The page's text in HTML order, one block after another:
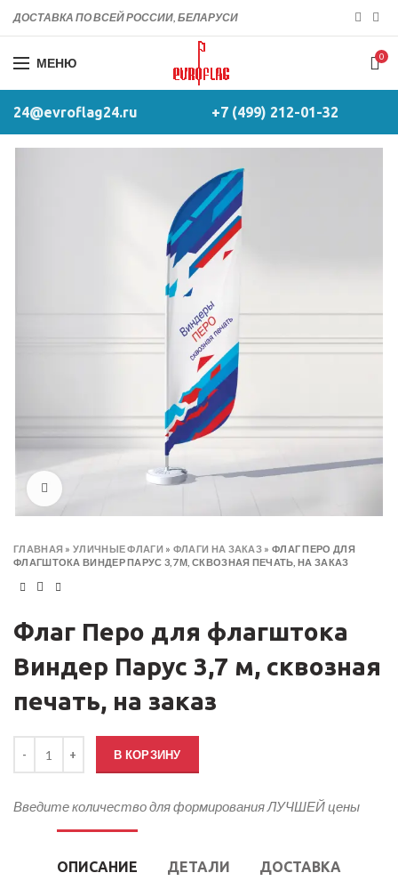
ДОСТАВКА ПО ВСЕЙ РОССИИ, БЕЛАРУСИ
МЕНЮ 0
24@evroflag24.ru +7 (499) 212-01-32
ГЛАВНАЯ »УЛИЧНЫЕ ФЛАГИ » ФЛАГИ НА ЗАКАЗ » ФЛАГ ПЕРО ДЛЯ
ФЛАГШТОКА ВИНДЕР ПАРУС 3,7 М, СКВОЗНАЯ ПЕЧАТЬ, НА ЗАКАЗ
Флаг Перо для флагштока
Виндер Парус 3,7 м, сквозная
печать, на заказ
В КОРЗИНУ
Введите количество для формирования ЛУЧШЕЙ цены
ОПИСАНИЕ ДЕТАЛИ ДОСТАВКА